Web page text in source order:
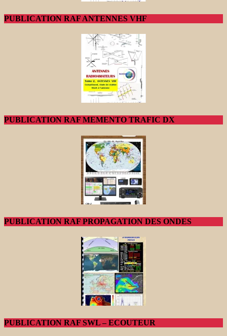
PUBLICATION RAF ANTENNES VHF
PUBLICATION RAF MEMENTO TRAFIC DX
PUBLICATION RAF PROPAGATION DES ONDES
PUBLICATION RAF SWL – ECOUTEUR